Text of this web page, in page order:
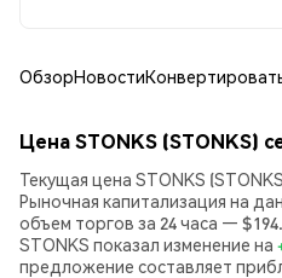
ОбзорНовости
Цена STONKS (STONKS)
Текущая цена STONKS
Рыночная капитализация на
объем торгов за 24 часа —
STONKS показал изменение на
предложение составляет